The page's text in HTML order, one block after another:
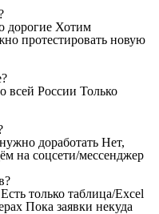
дорогие Хотим
протестировать новую
всей России Только
доработать Нет,
на соцсети/мессенджер
Есть только таблица/Excel
Пока заявки некуда